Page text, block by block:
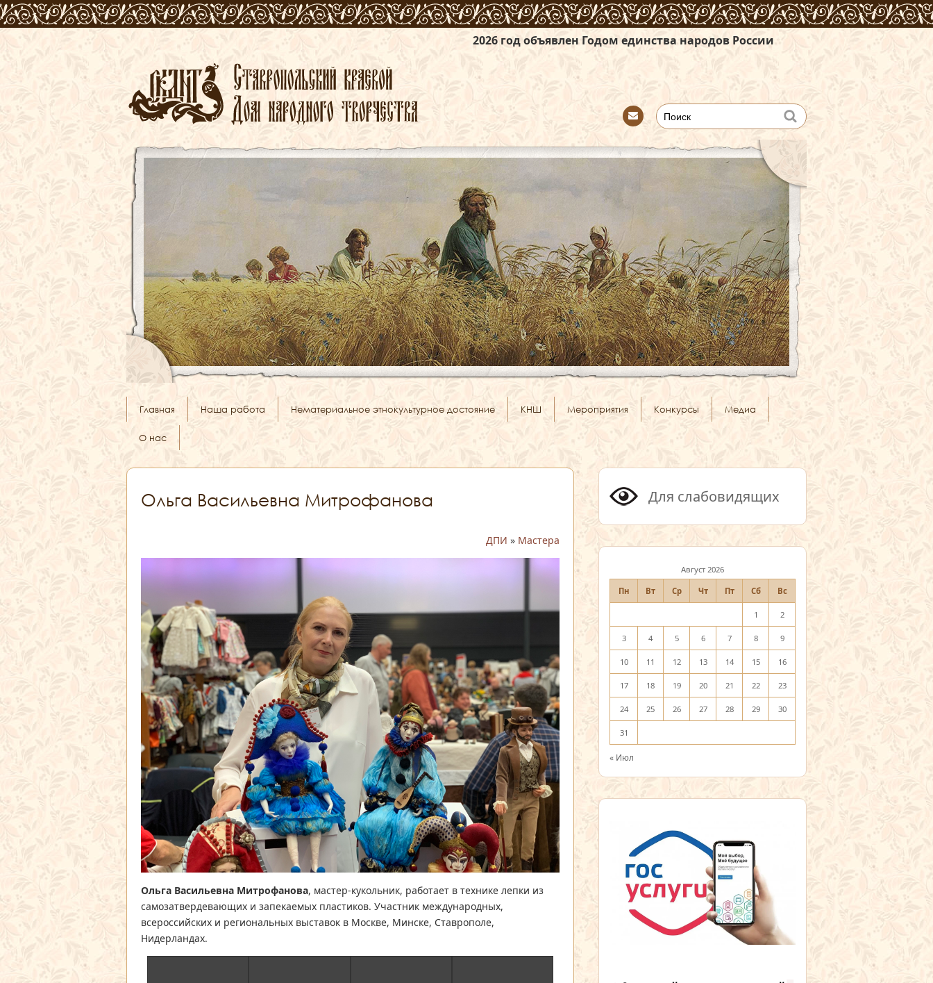
2026 год объявлен Годом единства народов России
tact
Главная Наша работа Нематериальное этнокультурное достояние КНШ Мероприятия Конкурсы Медиа
О нас
Ольга Васильевна Митрофанова
ДПИ » Мастера
Ольга Васильевна Митрофанова, мастер-кукольник, работает в технике лепки из
самозатвердевающих и запекаемых пластиков. Участник международных,
всероссийских и региональных выставок в Москве, Минске, Ставрополе,
Нидерландах.
Для слабовидящих
Август 2026
Пн Вт Ср Чт Пт Сб Вс
1 2
3 4 5 6 7 8 9
10 11 12 13 14 15 16
17 18 19 20 21 22 23
24 25 26 27 28 29 30
31
« Июл